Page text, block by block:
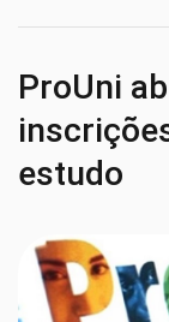
ProUni
estudo